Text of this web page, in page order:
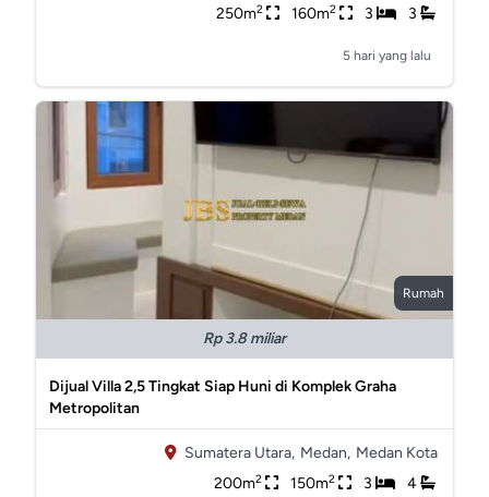
250m2 160m2 3 3
5 hari yang lalu
Rumah
Rp 3.8 miliar
Dijual Villa 2,5 Tingkat Siap Huni di Komplek Graha
Metropolitan
Sumatera Utara, Medan, Medan Kota
200m2 150m2 3 4